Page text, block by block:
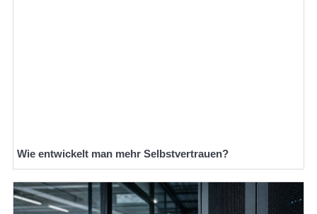
Wie entwickelt man mehr Selbstvertrauen?